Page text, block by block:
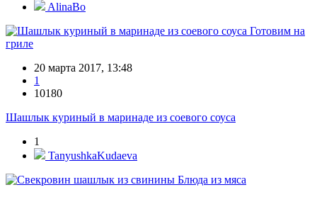
AlinaBo
Готовим на
гриле
20 марта 2017, 13:48
1
10180
Шашлык куриный в маринаде из соевого соуса
1
TanyushkaKudaeva
Блюда из мяса